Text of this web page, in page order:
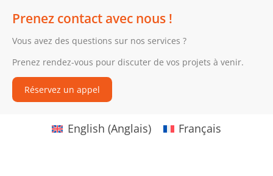
Prenez contact avec nous !
Vous avez des questions sur nos services ?
Prenez rendez-vous pour discuter de vos projets à venir.
Réservez un appel
English (Anglais) Français